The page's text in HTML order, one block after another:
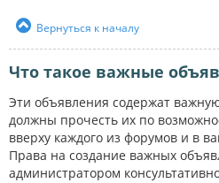
Вернуться к началу
Что такое важные
Эти объявления содержат
должны прочесть их по
вверху каждого из форумов и в
Права на создание важных
администратором